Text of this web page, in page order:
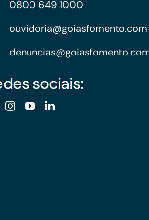
0800 649 1000
ouvidoria@goiasfomento.com
sociais: